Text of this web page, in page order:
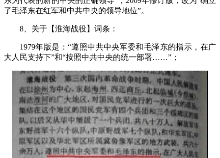
了毛泽东在红军和中共中央的领导地位”。
8 、关于【淮海战役】词条：
1979年版是：“遵照中共中央军委和毛泽东的指示，在广
大人民支持下”和“按照中共中央的统一部署……”；